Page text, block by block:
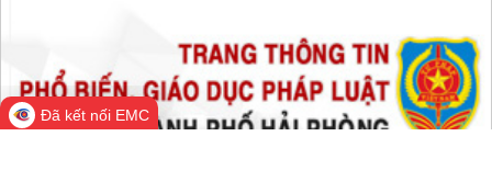
Đã kết nối EMC